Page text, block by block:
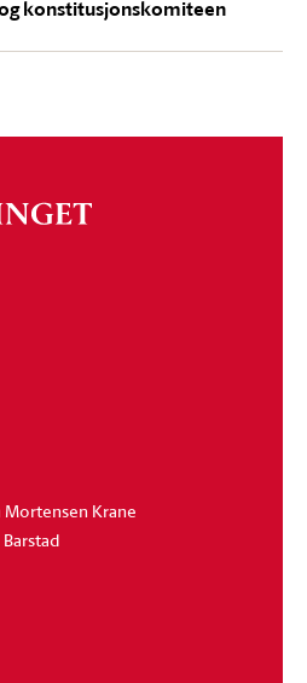
konstitusjonskomiteen
Krane